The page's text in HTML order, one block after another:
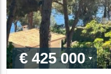
€ 425 000